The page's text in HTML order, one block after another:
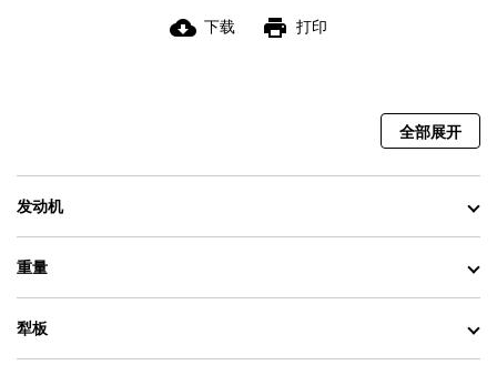
cloud_download 下载 print 打印
全部展开
发动机
重量
犁板